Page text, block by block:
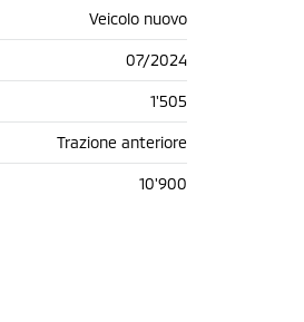
Veicolo nuovo
07/2024
1'505
Trazione anteriore
10'900